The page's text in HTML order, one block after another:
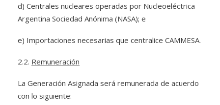
d) Centrales nucleares operadas por Nucleoeléctrica
Argentina Sociedad Anónima (NASA); e
e) Importaciones necesarias que centralice CAMMESA.
2.2. Remuneración
La Generación Asignada será remunerada de acuerdo
con lo siguiente: